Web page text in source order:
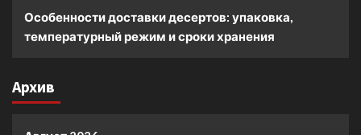
Особенности доставки десертов: упаковка,
температурный режим и сроки хранения
Архив